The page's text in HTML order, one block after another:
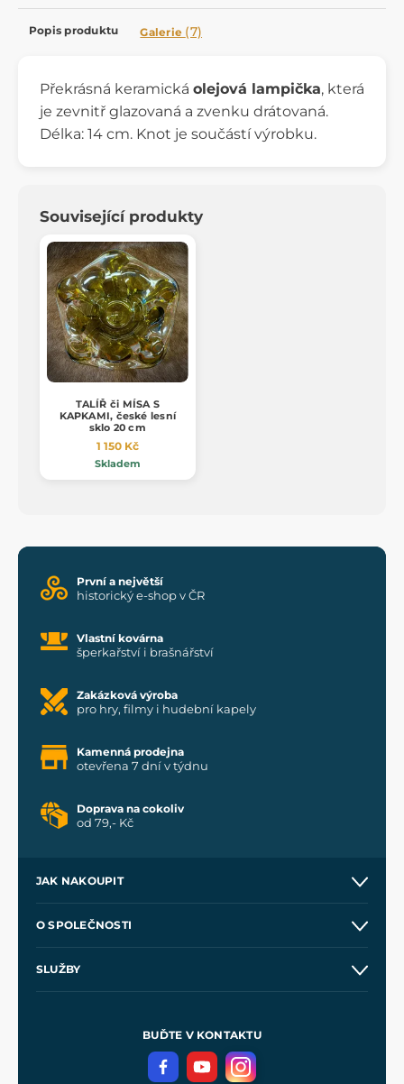
Popis produktu Galerie (7)
Překrásná keramická olejová lampička, která
je zevnitř glazovaná a zvenku drátovaná.
Délka: 14 cm. Knot je součástí výrobku.
Související produkty
TALÍŘ či MÍSA S
KAPKAMI, české lesní
sklo 20 cm
1 150 Kč
Skladem
První a největší
historický e-shop v ČR
Vlastní kovárna
šperkařství i brašnářství
Zakázková výroba
pro hry, filmy i hudební kapely
Kamenná prodejna
otevřena 7 dní v týdnu
Doprava na cokoliv
od 79,- Kč
JAK NAKOUPIT
Velkoobchod
O SPOLEČNOSTI
SLUŽBY
Meče pro Kingdom Come
BUĎTE V KONTAKTU